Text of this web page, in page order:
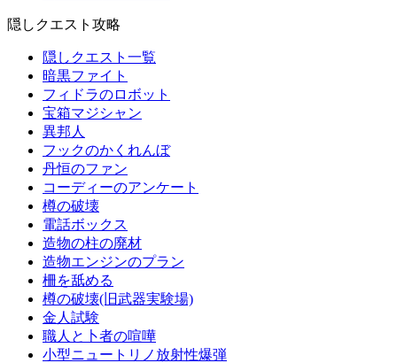
隠しクエスト攻略
隠しクエスト一覧
暗黒ファイト
フィドラのロボット
宝箱マジシャン
異邦人
フックのかくれんぼ
丹恒のファン
コーディーのアンケート
樽の破壊
電話ボックス
造物の柱の廃材
造物エンジンのプラン
柵を舐める
樽の破壊(旧武器実験場)
金人試験
職人と卜者の喧嘩
小型ニュートリノ放射性爆弾